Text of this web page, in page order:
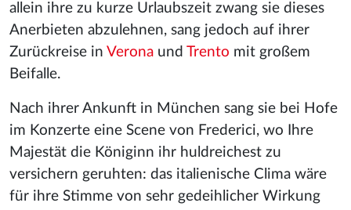
allein ihre zu kurze Urlaubszeit zwang sie dieses
Anerbieten abzulehnen, sang jedoch auf ihrer
Zurückreise in Verona und Trento mit großem
Beifalle.
Nach ihrer Ankunft in München sang sie bei Hofe
im Konzerte eine Scene von Frederici, wo Ihre
Majestät die Königinn ihr huldreichest zu
versichern geruhten: das italienische Clima wäre
für ihre Stimme von sehr gedeihlicher Wirkung